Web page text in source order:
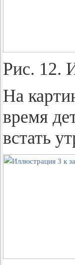
Рис. 12.
На
время
встать